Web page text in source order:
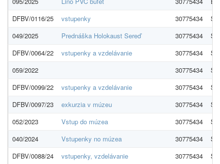
DFBV/0116/25
vstupenky 30775434
049/2025
Prednáška Holokaust Sereď 30775434
DFBV/0064/22
vstupenky a vzdelávanie 30775434
059/2022
30775434
DFBV/0099/22
vstupenky a vzdelávanie 30775434
DFBV/0097/23
exkurzia v múzeu 30775434
052/2023
Vstup do múzea 30775434
040/2024
Vstupenky no múzea 30775434
DFBV/0088/24
vstupenky, vzdelávanie 30775434